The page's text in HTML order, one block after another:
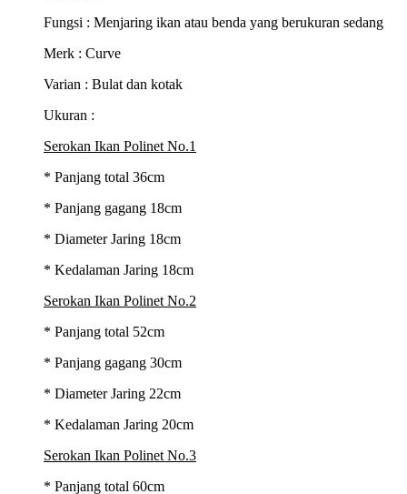
Fungsi : Menjaring ikan atau benda yang berukuran sedang
Merk : Curve
Varian : Bulat dan kotak
Ukuran :
Serokan Ikan Polinet No.1
* Panjang total 36cm
* Panjang gagang 18cm
* Diameter Jaring 18cm
* Kedalaman Jaring 18cm
Serokan Ikan Polinet No.2
* Panjang total 52cm
* Panjang gagang 30cm
* Diameter Jaring 22cm
* Kedalaman Jaring 20cm
Serokan Ikan Polinet No.3
* Panjang total 60cm